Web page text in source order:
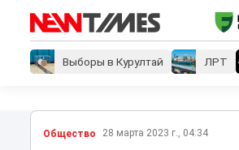
Выборы в Курултай ЛРТ
Общество 28 марта 2023 г., 04:34